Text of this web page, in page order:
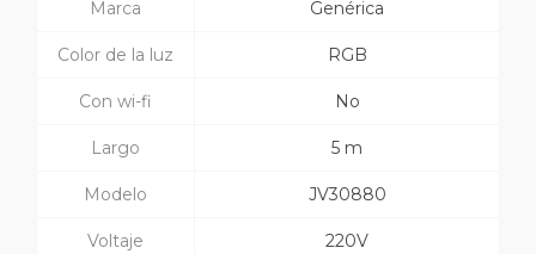
Marca Genérica
Color de la luz RGB
Con wi-fi No
Largo 5 m
Modelo JV30880
Voltaje 220V